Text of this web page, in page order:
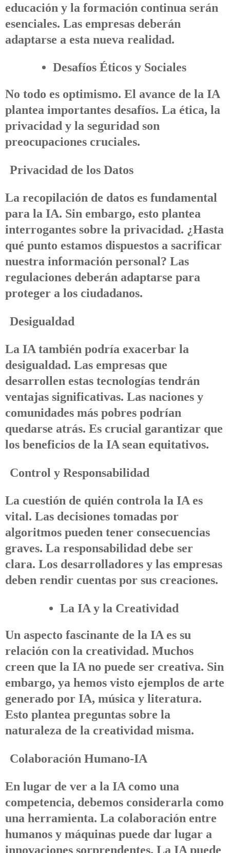
educación y la formación continua serán
esenciales. Las empresas deberán
adaptarse a esta nueva realidad.
Desafíos Éticos y Sociales
No todo es optimismo. El avance de la IA
plantea importantes desafíos. La ética, la
privacidad y la seguridad son
preocupaciones cruciales.
Privacidad de los Datos
La recopilación de datos es fundamental
para la IA. Sin embargo, esto plantea
interrogantes sobre la privacidad. ¿Hasta
qué punto estamos dispuestos a sacrificar
nuestra información personal? Las
regulaciones deberán adaptarse para
proteger a los ciudadanos.
Desigualdad
La IA también podría exacerbar la
desigualdad. Las empresas que
desarrollen estas tecnologías tendrán
ventajas significativas. Las naciones y
comunidades más pobres podrían
quedarse atrás. Es crucial garantizar que
los beneficios de la IA sean equitativos.
Control y Responsabilidad
La cuestión de quién controla la IA es
vital. Las decisiones tomadas por
algoritmos pueden tener consecuencias
graves. La responsabilidad debe ser
clara. Los desarrolladores y las empresas
deben rendir cuentas por sus creaciones.
La IA y la Creatividad
Un aspecto fascinante de la IA es su
relación con la creatividad. Muchos
creen que la IA no puede ser creativa. Sin
embargo, ya hemos visto ejemplos de arte
generado por IA, música y literatura.
Esto plantea preguntas sobre la
naturaleza de la creatividad misma.
Colaboración Humano-IA
En lugar de ver a la IA como una
competencia, debemos considerarla como
una herramienta. La colaboración entre
humanos y máquinas puede dar lugar a
innovaciones sorprendentes. La IA puede